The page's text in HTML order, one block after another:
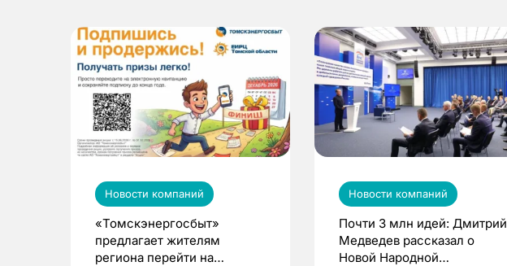
Новости компаний
«Томскэнергосбыт»
предлагает жителям
региона перейти на
Новости компаний
Почти 3 млн идей: Дмитрий
Медведев рассказал о
Новой Народной